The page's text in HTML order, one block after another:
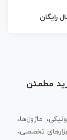
رایگان
مطمئن
ماژول‌ها،
تخصصی،